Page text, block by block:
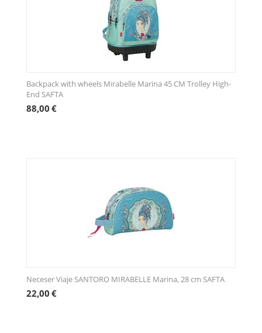
Backpack with wheels Mirabelle Marina 45 CM Trolley High-
End SAFTA
88,00 €
Neceser Viaje SANTORO MIRABELLE Marina, 28 cm SAFTA
22,00 €